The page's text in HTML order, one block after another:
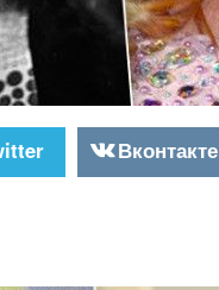
Вконтакте